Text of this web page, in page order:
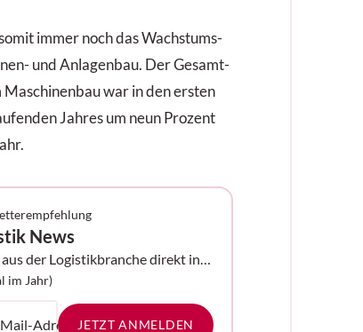
immer noch das Wachstums-
und Anlagenbau. Der Gesamt-
war in den ersten
Jahres um neun Prozent
News
der Logistikbranche direkt in
im Jahr)
AdresseJETZT ANMELDEN